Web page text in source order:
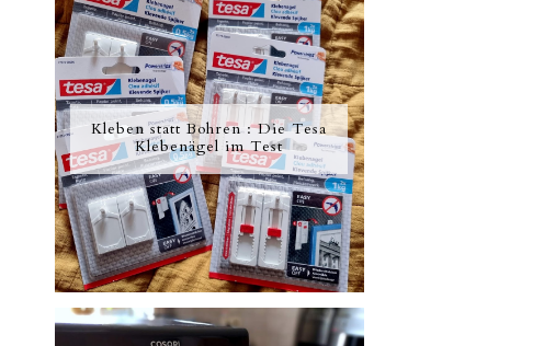
Kleben statt Bohren : Die Tesa
Klebenägel im Test